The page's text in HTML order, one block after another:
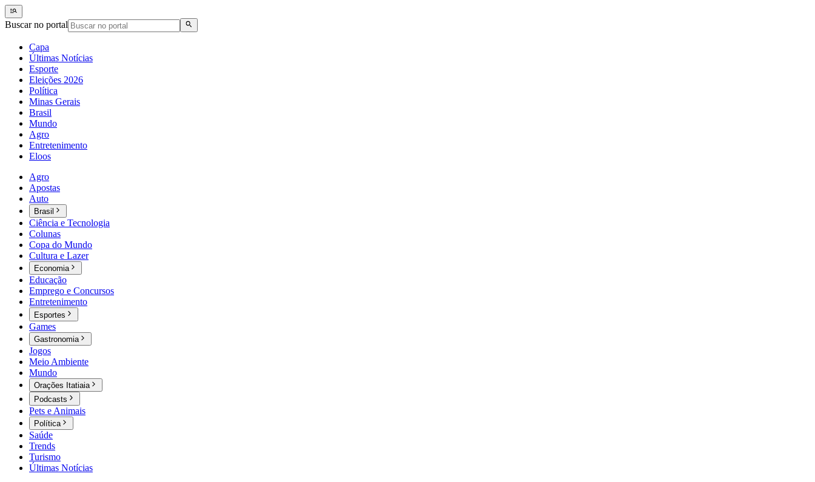
Buscar no portal
Capa
Últimas Notícias
Esporte
Eleições 2026
Política
Minas Gerais
Brasil
Mundo
Agro
Entretenimento
Eloos
Agro
Apostas
Auto
Brasil
Ciência e Tecnologia
Colunas
Copa do Mundo
Cultura e Lazer
Economia
Educação
Emprego e Concursos
Entretenimento
Esportes
Games
Gastronomia
Jogos
Meio Ambiente
Mundo
Orações Itatiaia
Podcasts
Pets e Animais
Política
Saúde
Trends
Turismo
Últimas Notícias